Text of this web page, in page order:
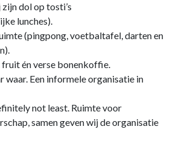
dol op tosti’s
lunches).
(pingpong, voetbaltafel, darten en
én verse bonenkoffie.
waar. Een informele organisatie in
not least. Ruimte voor
samen geven wij de organisatie